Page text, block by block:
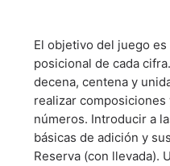
El objetivo del juego
posicional de cada
decena, centena y
realizar
números. Introducir a
básicas de adición y
Reserva (con llevada).